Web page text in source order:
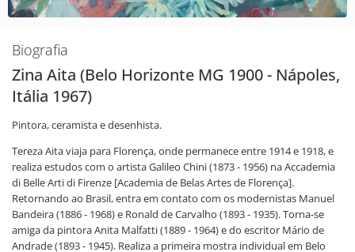
Biografia
Zina Aita (Belo Horizonte MG 1900 - Nápoles,
Itália 1967)
Pintora, ceramista e desenhista.
Tereza Aita viaja para Florença, onde permanece entre 1914 e 1918, e
realiza estudos com o artista Galileo Chini (1873 - 1956) na Accademia
di Belle Arti di Firenze [Academia de Belas Artes de Florença].
Retornando ao Brasil, entra em contato com os modernistas Manuel
Bandeira (1886 - 1968) e Ronald de Carvalho (1893 - 1935). Torna-se
amiga da pintora Anita Malfatti (1889 - 1964) e do escritor Mário de
Andrade (1893 - 1945). Realiza a primeira mostra individual em Belo